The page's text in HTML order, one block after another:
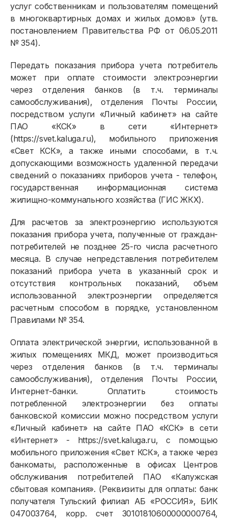
услуг собственникам и пользователям помещений
в многоквартирных домах и жилых домов» (утв.
постановлением Правительства РФ от 06.05.2011
№ 354).
Передать показания прибора учета потребитель
может при оплате стоимости электроэнергии
через отделения банков (в т.ч. терминалы
самообслуживания), отделения Почты России,
посредством услуги «Личный кабинет» на сайте
ПАО «КСК» в сети «Интернет»
(https://svet.kaluga.ru), мобильного приложения
«Свет КСК», а также иными способами, в т.ч.
допускающими возможность удаленной передачи
сведений о показаниях приборов учета - телефон,
государственная информационная система
жилищно-коммунального хозяйства (ГИС ЖКХ).
Для расчетов за электроэнергию используются
показания прибора учета, полученные от граждан-
потребителей не позднее 25-го числа расчетного
месяца. В случае непредставления потребителем
показаний прибора учета в указанный срок и
отсутствия контрольных показаний, объем
использованной электроэнергии определяется
расчетным способом в порядке, установленном
Правилами № 354.
Оплата электрической энергии, использованной в
жилых помещениях МКД, может производиться
через отделения банков (в т.ч. терминалы
самообслуживания), отделения Почты России,
Интернет-банки. Оплатить стоимость
потребленной электроэнергии без оплаты
банковской комиссии можно посредством услуги
«Личный кабинет» на сайте ПАО «КСК» в сети
«Интернет» - https://svet.kaluga.ru, с помощью
мобильного приложения «Свет КСК», а также через
банкоматы, расположенные в офисах Центров
обслуживания потребителей ПАО «Калужская
сбытовая компания». (Реквизиты для оплаты: банк
получателя Тульский филиал АБ «РОССИЯ», БИК
047003764, корр. счет 30101810600000000764,
Физическим лицам
Договор энергоснабжения
Расчёты и оплата
Приборы учёта и показания
Должникам
Онлайн-сервисы
Полезное